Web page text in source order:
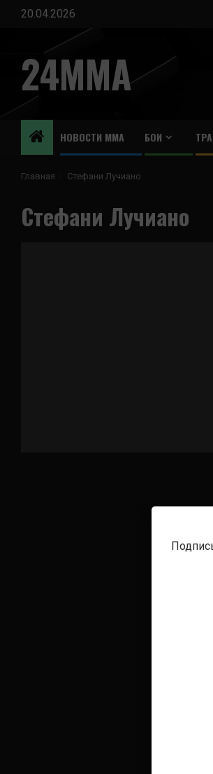
Перейти
содержимому
20.04.2026
24MMA
НОВОСТИ ММА БОИ
Главная Стефани Лучиано
Стефани Лучиано